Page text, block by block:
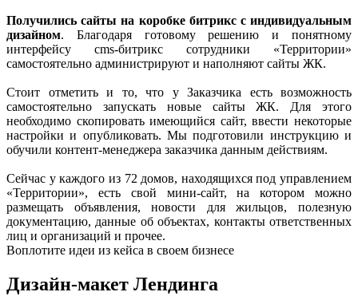
Получились сайты на коробке битрикс с индивидуальным
дизайном. Благодаря готовому решению и понятному
интерфейсу cms-битрикс сотрудники «Территории»
самостоятельно администрируют и наполняют сайты ЖК.
Стоит отметить и то, что у Заказчика есть возможность
самостоятельно запускать новые сайты ЖК. Для этого
необходимо скопировать имеющийся сайт, ввести некоторые
настройки и опубликовать. Мы подготовили инструкцию и
обучили контент-менеджера заказчика данным действиям.
Сейчас у каждого из 72 домов, находящихся под управлением
«Территории», есть свой мини-сайт, на котором можно
размещать объявления, новости для жильцов, полезную
документацию, данные об объектах, контакты ответственных
лиц и организаций и прочее.
Воплотите идеи из кейса в своем бизнесе
Дизайн-макет Лендинга